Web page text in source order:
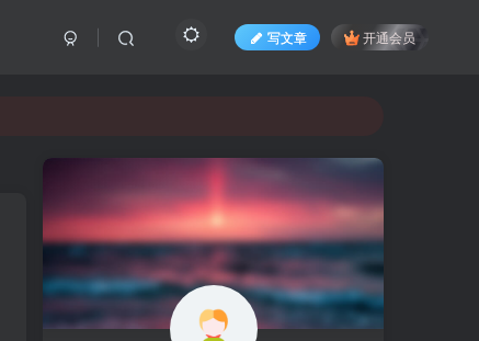
写文章 开通会员